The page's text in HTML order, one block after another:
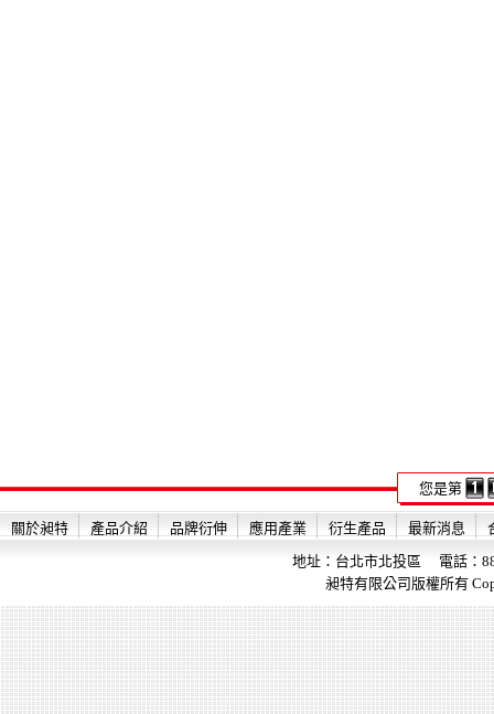
您是第
關於昶特 產品介紹 品牌衍伸 應用產業 衍生產品 最新消息
地址：台北市北投區 電話：
昶特有限公司版權所有